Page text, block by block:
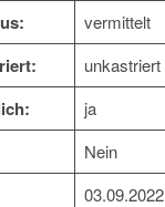
vermittelt
unkastriert
ja
Nein
03.09.2022